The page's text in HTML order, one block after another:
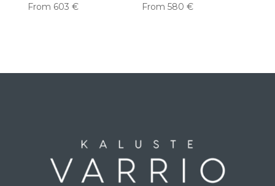
From 603 €
From 580€